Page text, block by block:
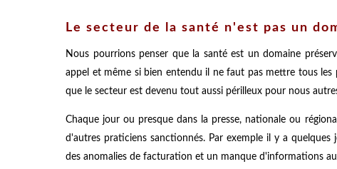
Le secteur de la santé n'est pas un
Nous pourrions penser que la santé est un domaine
appel et même si bien entendu il ne faut pas mettre tous
que le secteur est devenu tout aussi périlleux pour nous
Chaque jour ou presque dans la presse, nationale ou
d'autres praticiens sanctionnés. Par exemple il y a
des anomalies de facturation et un manque d'informations